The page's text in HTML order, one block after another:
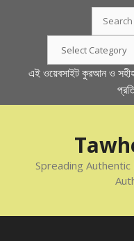
for:
এই ওয়েবসাইট কুরআন ও
Spreading